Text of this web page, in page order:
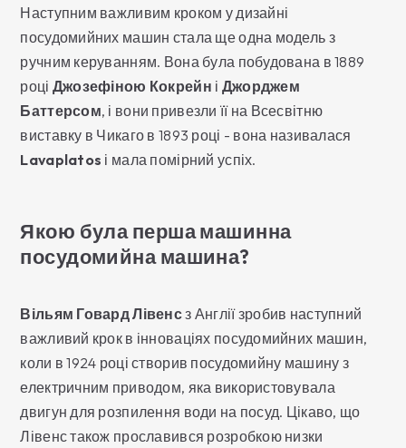
Наступним важливим кроком у дизайні
посудомийних машин стала ще одна модель з
ручним керуванням. Вона була побудована в 1889
році Джозефіною Кокрейн і Джорджем
Баттерсом, і вони привезли її на Всесвітню
виставку в Чикаго в 1893 році - вона називалася
Lavaplatos і мала помірний успіх.
Якою була перша машинна
посудомийна машина?
Вільям Говард Лівенсз Англії зробив наступний
важливий крок в інноваціях посудомийних машин,
коли в 1924 році створив посудомийну машину з
електричним приводом, яка використовувала
двигун для розпилення води на посуд. Цікаво, що
Лівенс також прославився розробкою низки